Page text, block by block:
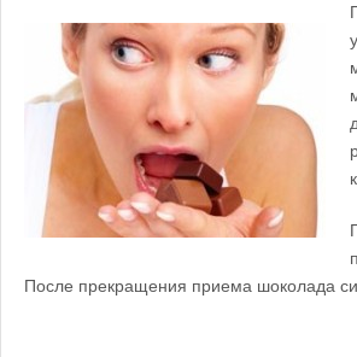
После прекращения приема шоколада